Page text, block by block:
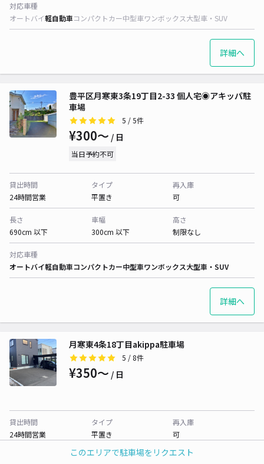
このエリアで駐車場をリクエスト
対応車種
オートバイ軽自動車コンパクトカー中型車ワンボックス大型車・SUV
詳細へ
豊平区月寒東3条19丁目2-33 個人宅◉アキッパ駐
車場
5 / 5件
¥300〜 / 日
当日予約不可
貸出時間
24時間営業
タイプ
平置き
再入庫
可
長さ
690cm 以下
車幅
300cm 以下
高さ
制限なし
対応車種
オートバイ軽自動車コンパクトカー中型車ワンボックス大型車・SUV
詳細へ
月寒東4条18丁目akippa駐車場
5 / 8件
¥350〜 / 日
貸出時間
24時間営業
タイプ
平置き
再入庫
可
車幅 高さ